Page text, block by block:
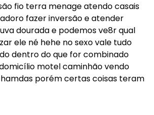
fio terra menage atendo casais
fazer inversão e atender
dourada e podemos ve8r qual
ele né hehe no sexo vale tudo
dentro do que for combinado
motel caminhão vendo
porém certas coisas teram